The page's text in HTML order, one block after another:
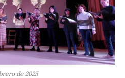
de 2025